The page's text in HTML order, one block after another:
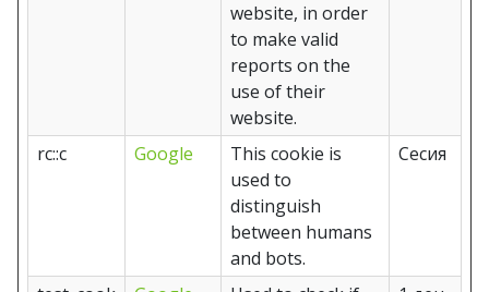
website, in order
to make valid
reports on the
use of their
website.
rc::c Google
This cookie is
used to
distinguish
between humans
and bots.
Сесия